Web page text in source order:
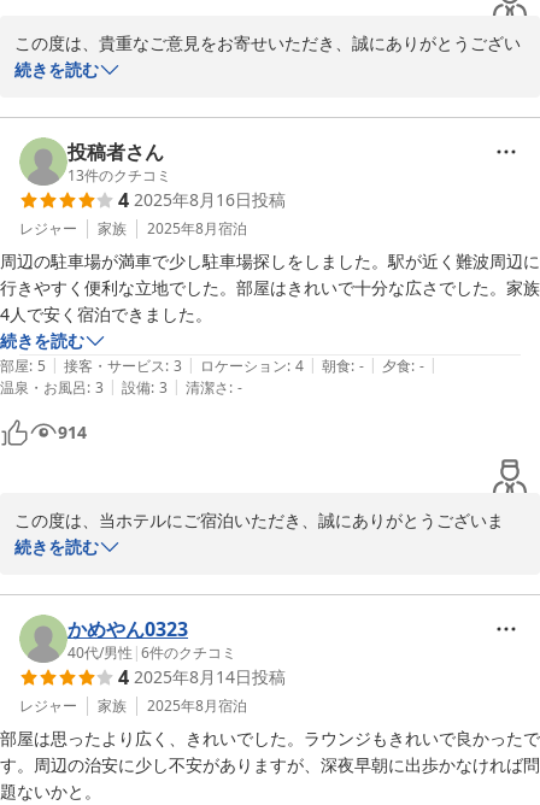
この度は、貴重なご意見をお寄せいただき、誠にありがとうござい
ました。今回の件を真摯に受け止め、お客様に安心してご利用いた
この度は当ホテルをご利用いただき、誠にありがとうございまし
た。
しかしながら、ご滞在中に周辺の治安に関してご不安な思いをおか
けしてしまいましたこと、心よりお詫び申し上げます。
今後は、より安心・安全にご滞在いただけるよう、地域との連携を
2025-10-01
続きを読む
投稿者さん
13件のクチコミ
4 2025年8月16日投稿
レジャー 家族 2025年8月宿泊
周辺の駐車場が満車で少し駐車場探しをしました。駅が近く難波周辺に
行きやすく便利な立地でした。部屋はきれいで十分な広さでした。家族
4人で安く宿泊できました。
続きを読む
部屋: 5 | 接客・サービス: 3 | ロケーション: 4 | 朝食: - | 夕食: - |
温泉・お風呂: 3 | 設備: 3 | 清潔さ: -
914
この度は、当ホテルにご宿泊いただき、誠にありがとうございま
す。また、お忙しい中、このような温かいお言葉をお寄せいただ
部屋が清潔だったというお褒めの言葉をいただき、大変光栄でござ
います。お客様に快適にお過ごしいただけたご様子を伺い、私ども
も大きな喜びを感じております。
お客様からのこのようなお言葉が、日々の業務に取り組む上での何
よりの励みとなります。これからも、お客様に心からご満足いただ
けるホテルを目指し、サービスの向上に努めてまいります。
続きを読む
かめやん0323
40代/男性 |6件のクチコミ
4 2025年8月14日投稿
レジャー 家族 2025年8月宿泊
部屋は思ったより広く、きれいでした。ラウンジもきれいで良かったで
す。周辺の治安に少し不安がありますが、深夜早朝に出歩かなければ問
題ないかと。